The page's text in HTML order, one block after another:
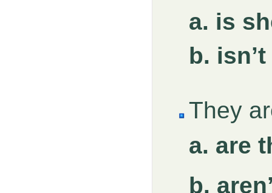
a. is
b.
They
a. are
b.